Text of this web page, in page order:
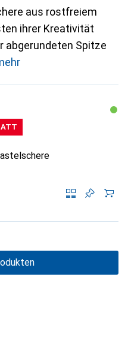
aus rostfreiem
ihrer Kreativität
abgerundeten Spitze